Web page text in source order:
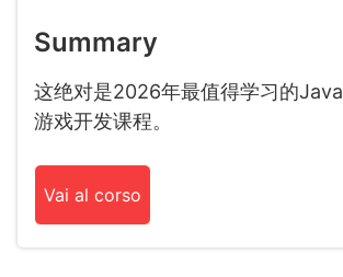
Summary
这绝对是2026年最值得学习的Java
游戏开发课程。
Vai al corso